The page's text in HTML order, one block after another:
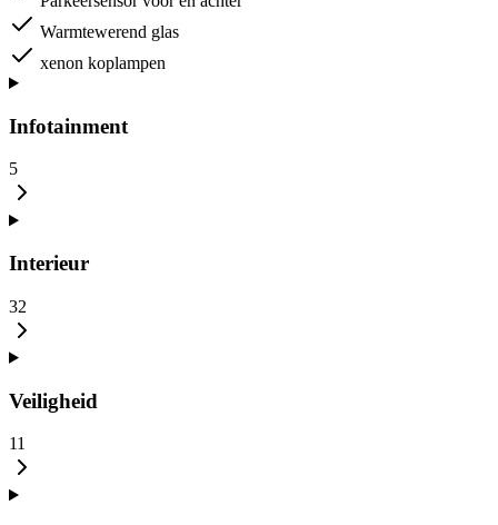
Warmtewerend glas
xenon koplampen
Infotainment
5
Interieur
32
Veiligheid
11